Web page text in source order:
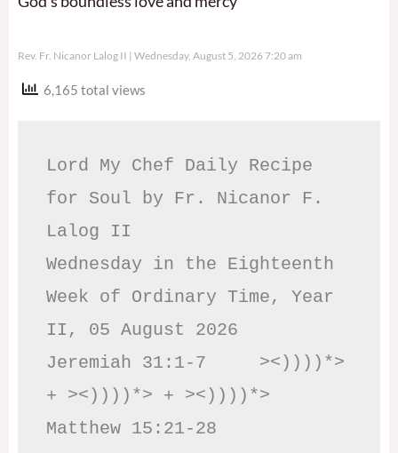
Rev. Fr. Nicanor Lalog II Wednesday, August 5, 2026 7:20 am
6,165 total views
Lord My Chef Daily Recipe
for Soul by Fr. Nicanor F.
Lalog II
Wednesday in the Eighteenth
Week of Ordinary Time, Year
II, 05 August 2026
Jeremiah 31:1-7     ><))))*>
+ ><))))*> + ><))))*>
Matthew 15:21-28